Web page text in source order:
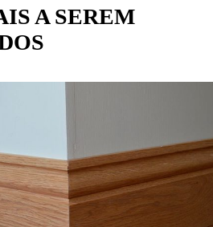
A SEREM